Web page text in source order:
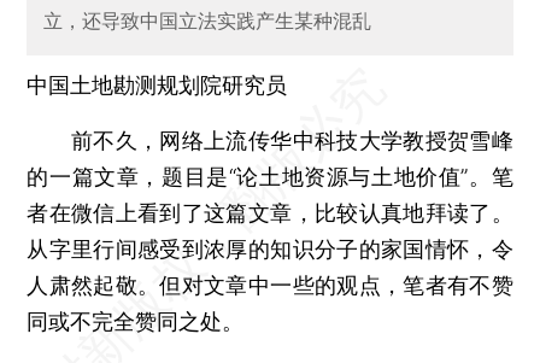
立，还导致中国立法实践产生某种混乱
中国土地勘测规划院研究员
前不久，网络上流传华中科技大学教授贺雪峰
的一篇文章，题目是“论土地资源与土地价值”。笔
者在微信上看到了这篇文章，比较认真地拜读了。
从字里行间感受到浓厚的知识分子的家国情怀，令
人肃然起敬。但对文章中一些的观点，笔者有不赞
同或不完全赞同之处。